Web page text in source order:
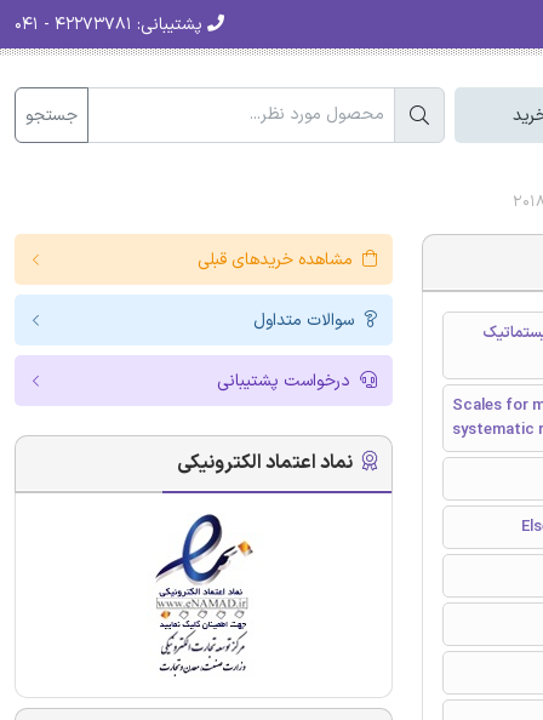
پشتیبانی:
جستجو
Scales for
systematic
مشاهده خریدهای قبلی
سوالات متداول
درخواست پشتیبانی
نماد اعتماد الکترونیکی